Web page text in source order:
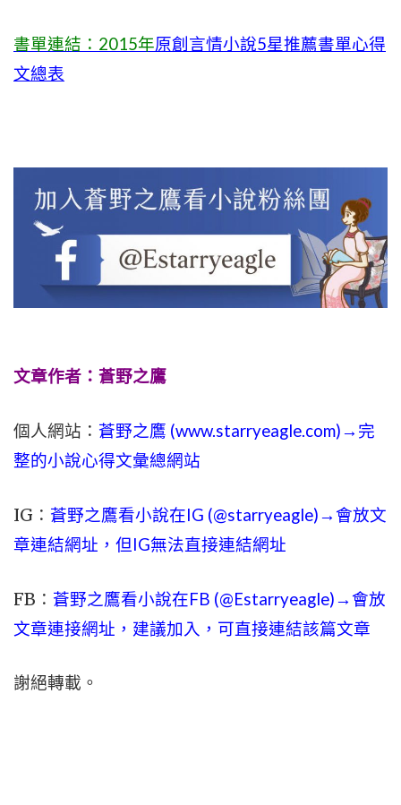
書單連結：2015年原創言情小說5星推薦書單心得
文總表
文章作者：蒼野之鷹
個人網站： 蒼野之鷹 (www.starryeagle.com)→完
整的小說心得文彙總網站
IG： 蒼野之鷹看小說在IG (@starryeagle)→會放文
章連結網址，但IG無法直接連結網址
FB： 蒼野之鷹看小說在FB (@Estarryeagle)→會放
文章連接網址，建議加入，可直接連結該篇文章
謝絕轉載。